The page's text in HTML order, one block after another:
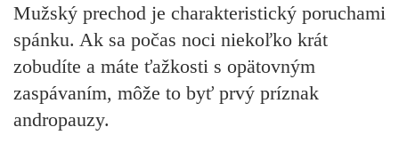
Mužský prechod je charakteristický poruchami
spánku. Ak sa počas noci niekoľko krát
zobudíte a máte ťažkosti s opätovným
zaspávaním, môže to byť prvý príznak
andropauzy.